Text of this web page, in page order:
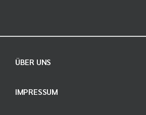
ÜBER UNS
IMPRESSUM